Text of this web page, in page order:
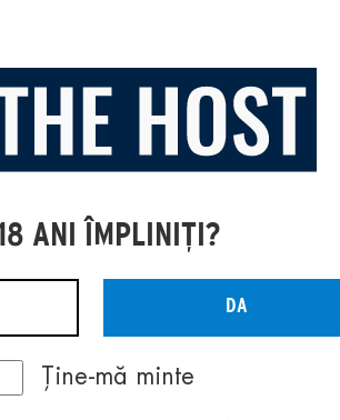
ANI ÎMPLINIȚI?
DA
Ține-mă minte